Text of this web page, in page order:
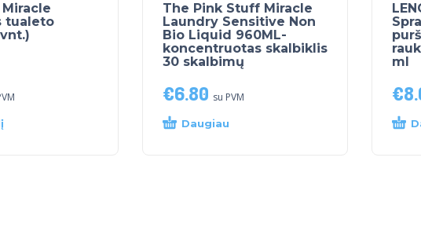
tualeto
The Pink Stuff Miracle
Laundry Sensitive Non
Bio Liquid 960ML-
koncentruotas skalbiklis
30 skalbimų
€6.80 su PVM
Daugiau
ml
€